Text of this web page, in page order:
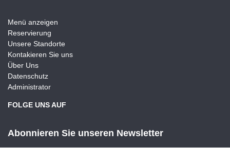
Menü anzeigen
Reservierung
Unsere Standorte
Kontakieren Sie uns
Über Uns
Datenschutz
Administrator
FOLGE UNS AUF
Abonnieren Sie unseren Newsletter